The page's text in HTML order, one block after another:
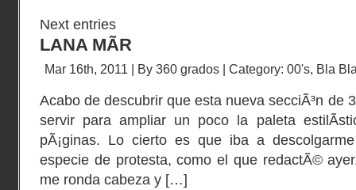
Next entries
LANA MÃR
Mar 16th, 2011 | By 360 grados | Category: 00's, Bla
Acabo de descubrir que esta nueva secciÃ³n de
servir para ampliar un poco la paleta
pÃ¡ginas. Lo cierto es que iba a
especie de protesta, como el que redactÃ©
me ronda cabeza y […]